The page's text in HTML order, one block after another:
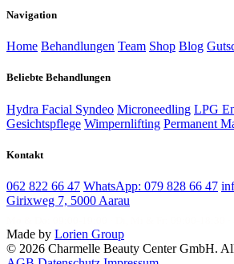
Navigation
Home Behandlungen Team Shop Blog
Beliebte Behandlungen
Hydra Facial Syndeo Microneedling LPG
Gesichtspflege Wimpernlifting Permanent
Kontakt
062 822 66 47 WhatsApp: 079 828 66 47
Girixweg 7, 5000 Aarau
Made by Lorien Group
© 2026 Charmelle Beauty Center GmbH.